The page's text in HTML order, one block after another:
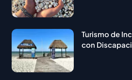
Turismo de
con